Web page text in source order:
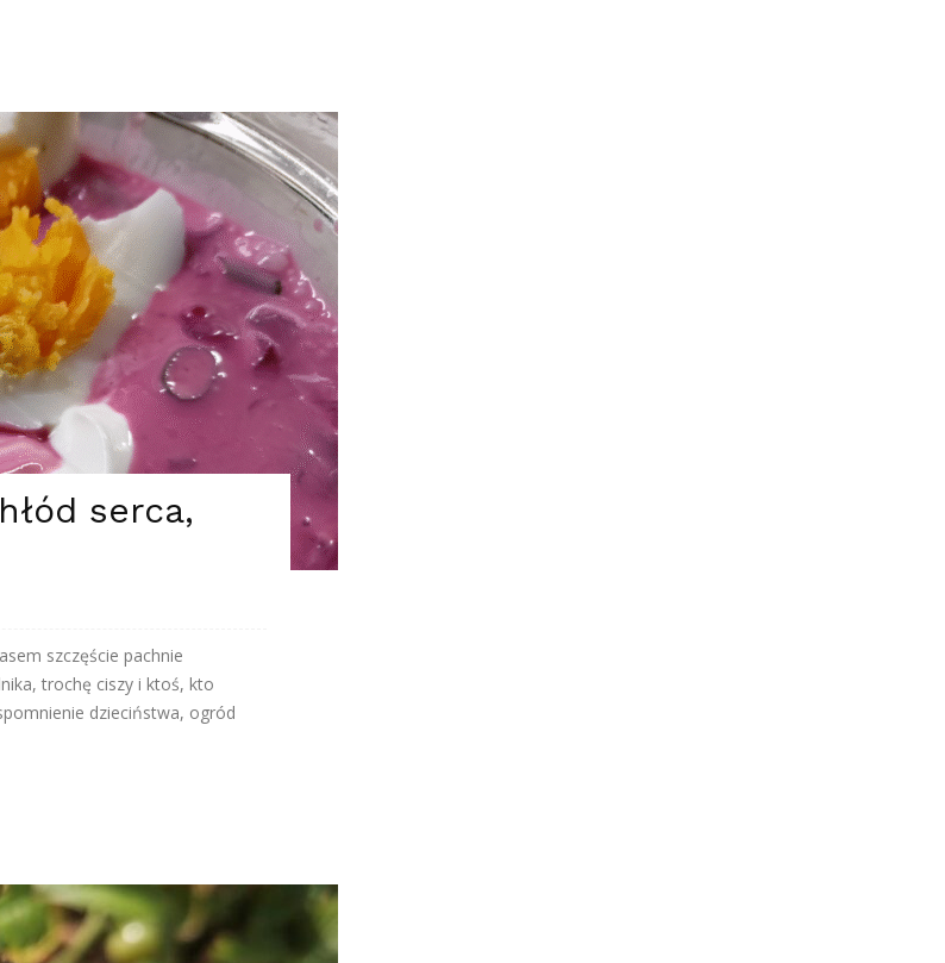
serca,
szczęście pachnie
trochę ciszy i ktoś, kto
dzieciństwa, ogród